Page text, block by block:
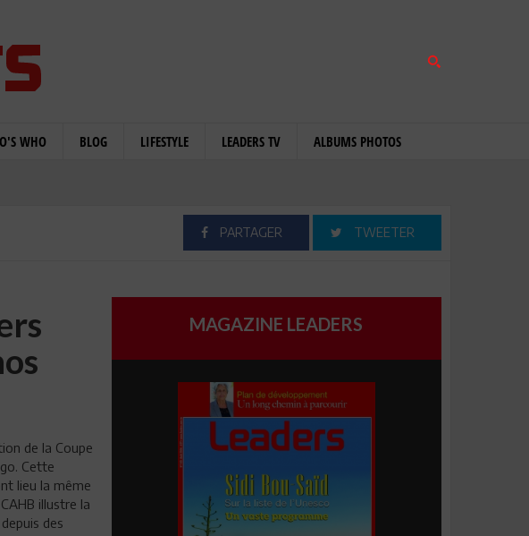
WHO BLOG LIFESTYLE LEADERS TV ALBUMS PHOTOS
PARTAGER TWEETER
de la Coupe
Cette
lieu la même
illustre la
des
MAGAZINE LEADERS